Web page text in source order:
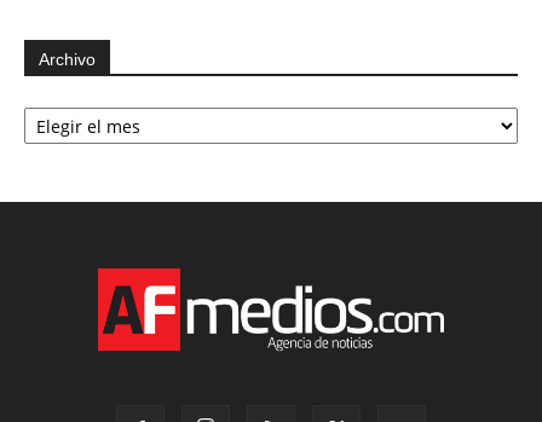
Archivo
Archivo